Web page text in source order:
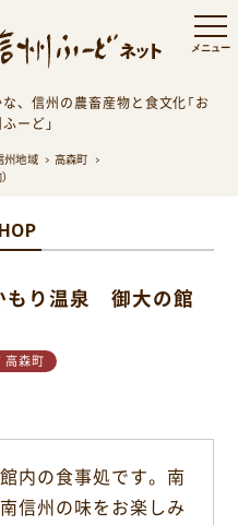
、信州の農畜産物と食文化「お
ーど」
州地域
高森町
もり温泉 御大の館
高森町
内の食事処です。南
信州の味をお楽しみ